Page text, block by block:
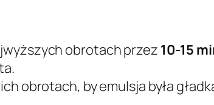
obrotach przez 10-15
obrotach, by emulsja była